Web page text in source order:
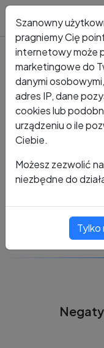
Kto dzwonił?
+48
Szanowny
pragniemy Cię
internetowy może
marketingowe do
danymi
adres IP, dane
cookies lub
urządzeniu o ile
Ciebie.
Możesz zezwolić
niezbędne do